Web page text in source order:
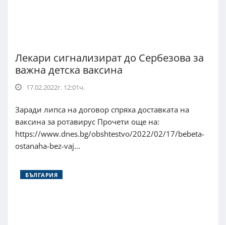
Лекари сигнализират до Сербезова за
важна детска ваксина
17.02.2022г. 12:01ч.
Заради липса на договор спряха доставката на
ваксина за ротавирус Прочети още на:
https://www.dnes.bg/obshtestvo/2022/02/17/bebeta-
ostanaha-bez-vaj...
БЪЛГАРИЯ